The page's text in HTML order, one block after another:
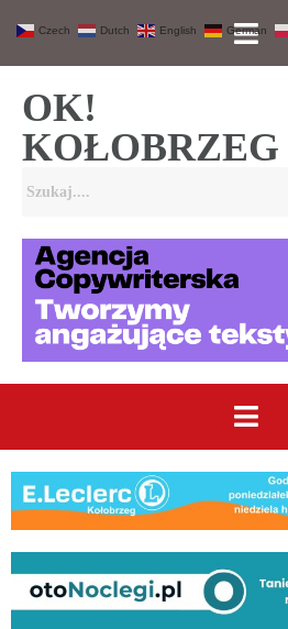
OK!
KOŁOBRZEG
Czech Dutch English German